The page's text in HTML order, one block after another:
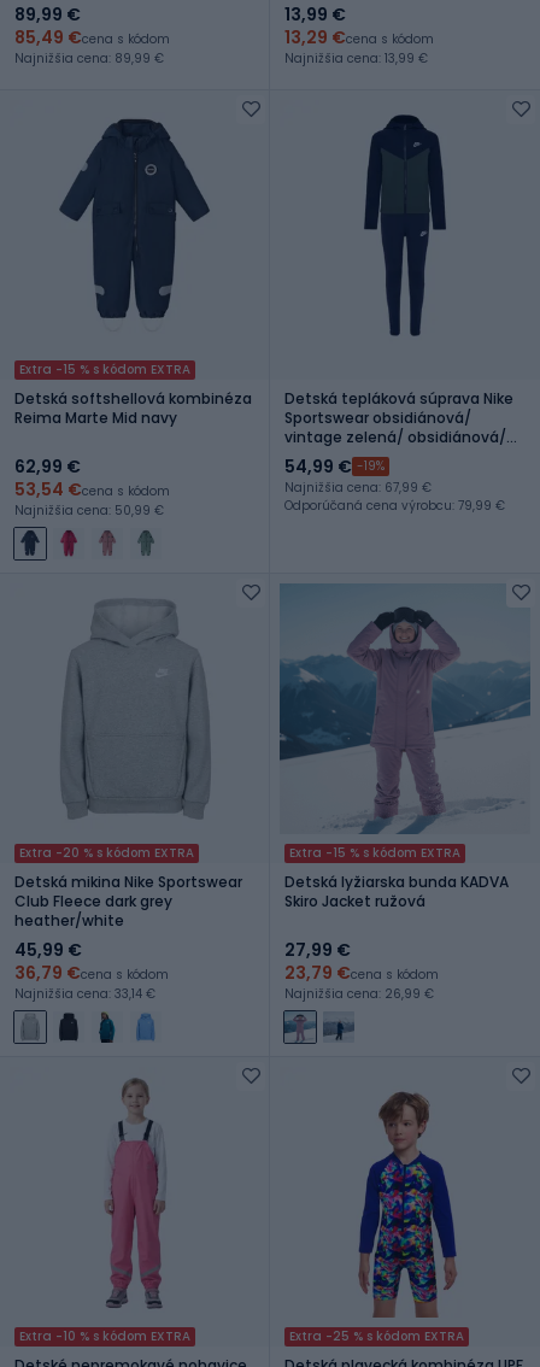
89,99 €
85,49 €cena s kódom
Najnižšia cena: 89,99 €
13,99 €
13,29 €cena s kódom
Najnižšia cena: 13,99 €
Extra -15 % s kódom EXTRA
Detská softshellová kombinéza
Reima Marte Mid navy
62,99 €
53,54 €cena s kódom
Najnižšia cena: 50,99 €
Detská tepláková súprava Nike
Sportswear obsidiánová/
vintage zelená/ obsidiánová/
biela
54,99 € -19%
Najnižšia cena: 67,99 €
Odporúčaná cena výrobcu: 79,99 €
Extra -20 % s kódom EXTRA
Detská mikina Nike Sportswear
Club Fleece dark grey
heather/white
45,99 €
36,79 €cena s kódom
Najnižšia cena: 33,14 €
Extra -15 % s kódom EXTRA
Detská lyžiarska bunda KADVA
Skiro Jacket ružová
27,99 €
23,79 €cena s kódom
Najnižšia cena: 26,99 €
Extra -10 % s kódom EXTRA Extra -25 % s kódom EXTRA